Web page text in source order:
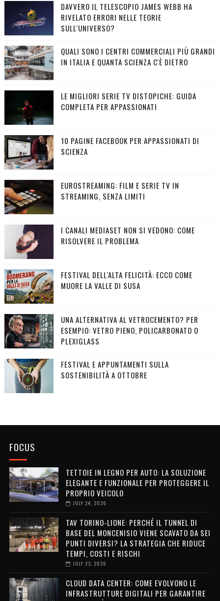
DAVVERO IL TELESCOPIO JAMES WEBB HA
RIVELATO ERRORI NELLE TEORIE
SULL'UNIVERSO?
QUALI SONO I CENTRI COMMERCIALI PIÙ GRANDI
IN ITALIA E QUANTA SCIENZA C'È DIETRO
LE MIGLIORI SERIE TV DISTOPICHE: GUIDA
COMPLETA PER APPASSIONATI
10 PAGINE FACEBOOK PER APPASSIONATI DI
SCIENZA
EUROSTREAMING: FILM E SERIE TV IN
STREAMING, SENZA LIMITI
I CANALI MEDIASET NON SI VEDONO: COME
RISOLVERE IL PROBLEMA
FESTIVAL DELL'ALTA FELICITÀ: ECCO COME
MUORE LA VALLE DI SUSA
UNA ALTERNATIVA AL VETROCEMENTO? PER
ESEMPIO: VETRO PIENO, POLICARBONATO O
PLEXIGLASS
FESTIVAL E APPUNTAMENTI SULLA
SOSTENIBILITÀ A OTTOBRE
FOCUS
TETTOIE IN LEGNO PER AUTO: LA SOLUZIONE
ELEGANTE E FUNZIONALE PER PROTEGGERE IL
PROPRIO VEICOLO
JULY 24, 2026
TAV TORINO-LIONE: PERCHÉ IL TUNNEL DI
BASE DEL MONCENISIO VIENE SCAVATO DA SEI
PUNTI DIVERSI? LA STRATEGIA CHE RIDUCE
TEMPI, COSTI E RISCHI
JULY 23, 2026
CLOUD DATA CENTER: COME EVOLVONO LE
INFRASTRUTTURE DIGITALI PER GARANTIRE